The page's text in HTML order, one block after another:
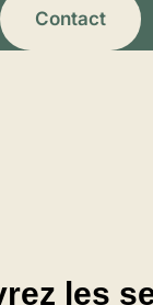
Contact
les